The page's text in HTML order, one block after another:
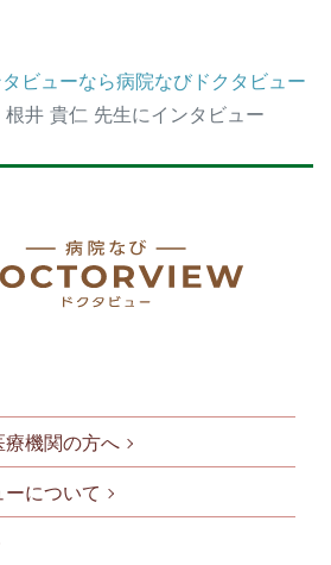
ビューなら病院なびドクタビュー
井 貴仁 先生にインタビュー
フッタメニ
機関の方へ
について